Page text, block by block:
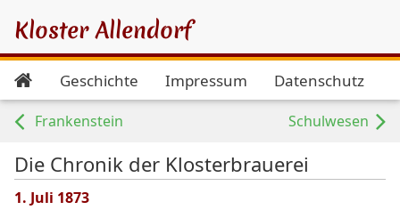
Kloster Allendorf
Geschichte Impressum Datenschutz
Frankenstein Schulwesen
Die Chronik der Klosterbrauerei
1. Juli 1873